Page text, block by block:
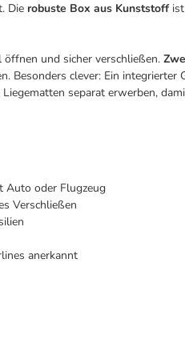
Die robuste Box aus Kunststoffist
und sicher verschließen.
Besonders clever: Ein integrierter
separat erwerben,
Auto oder Flugzeug
Verschließen
anerkannt